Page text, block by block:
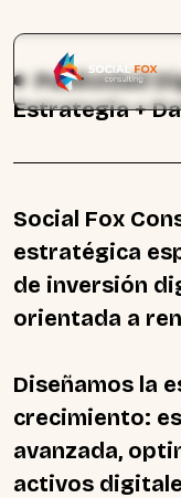
Publicidad
Estrategia +
Social Fox
estratégica
de inversión
orientada a
Diseñamos la
crecimiento:
avanzada,
activos